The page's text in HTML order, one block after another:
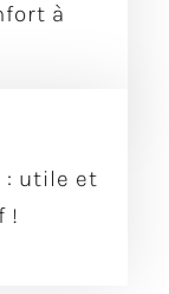
à
: utile et
!